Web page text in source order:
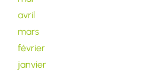
avril
mars
février
janvier